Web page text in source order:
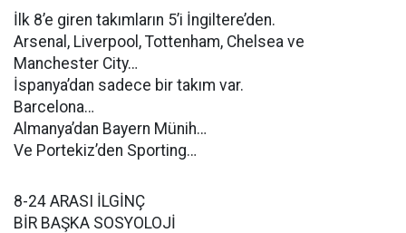
İlk 8’e giren takımların 5’i İngiltere’den.
Arsenal, Liverpool, Tottenham, Chelsea ve
Manchester City…
İspanya’dan sadece bir takım var.
Barcelona…
Almanya’dan Bayern Münih…
Ve Portekiz’den Sporting…
8-24 ARASI İLGİNÇ
BİR BAŞKA SOSYOLOJİ